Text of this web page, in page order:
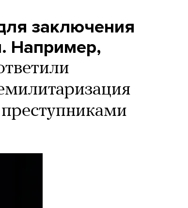
заключения
Например,